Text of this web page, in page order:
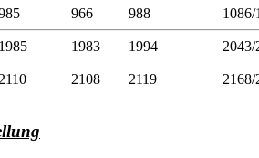
966 988 1086/
1985 1983 1994 2043/
2110 2108 2119 2168/